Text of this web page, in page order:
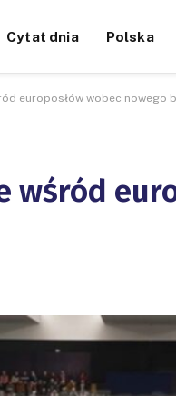
Cytat dnia Polska
europosłów wobec nowego
wśród